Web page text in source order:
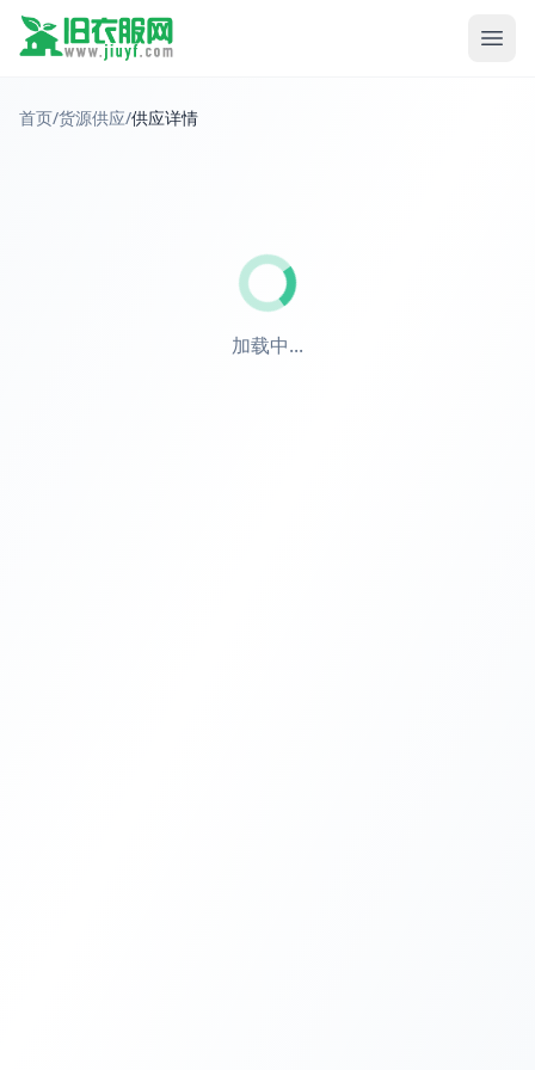
首页/货源供应/供应详情
加载中...